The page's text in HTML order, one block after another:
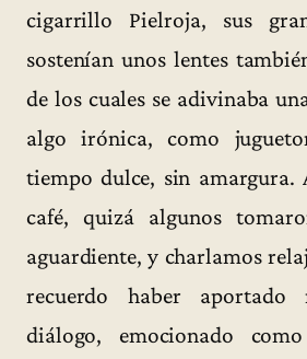
cigarrillo Pielroja, sus
sostenían unos lentes
de los cuales se adivinaba
algo irónica, como
tiempo dulce, sin
café, quizá algunos
aguardiente, y charlamos
recuerdo haber
diálogo, emocionado